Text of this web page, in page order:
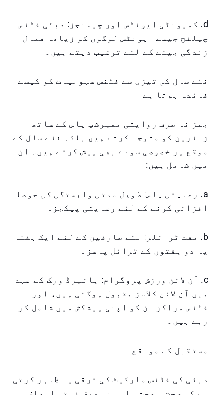
d. کمیونٹی ایونٹس اور چیلنجز: دبئی فٹنس
چیلنج جیسے ایونٹس لوگوں کو زیادہ فعال
زندگی جینے کے لئے ترغیب دیتے ہیں۔
نئے سال کی تیزی سے فٹنس سہولیات کو کیسے
فائدہ ہوتا ہے
جمز نہ صرف روایتی ممبرشپ پاس کے ساتھ
زائرین کو متوجہ کرتے ہیں بلکہ نئے سال کے
موقع پر خصوصی سودے بھی پیش کرتے ہیں۔ ان
میں شامل ہیں:
a. رعایتی پاس: طویل مدتی وابستگی کی حوصلہ
افزائی کرنے کے لئے رعایتی پیکجز۔
b. مفت ٹرائلز: نئے صارفین کے لئے ایک ہفتہ
یا دو ہفتوں کے ٹرائل پاسز۔
c. آن لائن ورزش پروگرام: ہائبرڈ ورک کے عہد
میں آن لائن کلاسز مقبول ہوگئی ہیں، اور
فٹنس مراکز ان کو اپنی پیشکش میں شامل کر
رہے ہیں۔
مستقبل کے مواقع
دبئی کی فٹنس مارکیٹ کی ترقی یہ ظاہر کرتی
ہے کہ صحت و صحت یابی نہ صرف ذاتی اہداف